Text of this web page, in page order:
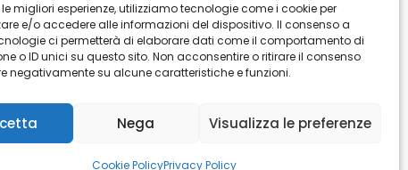
le migliori esperienze, utilizziamo tecnologie come i cookie per
e/o accedere alle informazioni del dispositivo. Il consenso a
ci permetterà di elaborare dati come il comportamento di
o ID unici su questo sito. Non acconsentire o ritirare il consenso
negativamente su alcune caratteristiche e funzioni.
Nega Visualizza le preferenze
Cookie PolicyPrivacy Policy